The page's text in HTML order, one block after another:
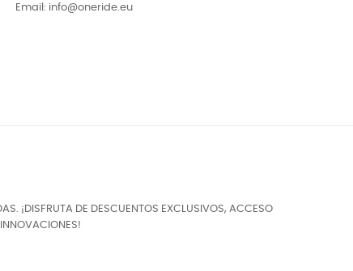
Email: info@oneride.eu
¡DISFRUTA DE DESCUENTOS EXCLUSIVOS, ACCESO